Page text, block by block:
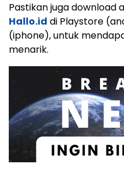
Pastikan juga download
Hallo.id di Playstore
(iphone), untuk
menarik.